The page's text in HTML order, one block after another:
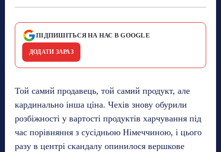
ПІДПИШІТЬСЯ НА НАС В GOOGLE
ДОДАТИ ЗАРАЗ
Той самий продавець, той самий продукт, але
кардинально інша ціна. Чехів знову обурили
розбіжності у вартості продуктів харчування під
час порівняння з сусідньою Німеччиною, і цього
разу в центрі скандалу опинилося вершкове